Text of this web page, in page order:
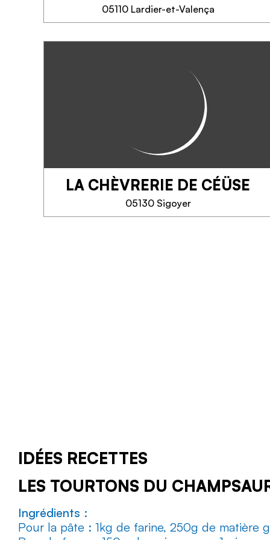
05110 Lardier-et-Valença
Karandja laboratoire produit,
l'aromathérapie (huile essentielle
compléments alimentaires (extrait
de plante) et de la cosmétique
naturelle...
TELEFOON
LA CHÈVRERIE DE CÉÜSE
05130 Sigoyer
IDÉES RECETTES
LES TOURTONS DU
Ingrédients :
Pour la pâte : 1kg de farine, 250g de matière